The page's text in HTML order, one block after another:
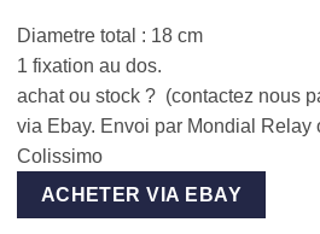
Diametre total : 18 cm
1 fixation au dos.
achat ou stock ? (contactez nous
via Ebay. Envoi par Mondial Relay
Colissimo
ACHETER VIA EBAY